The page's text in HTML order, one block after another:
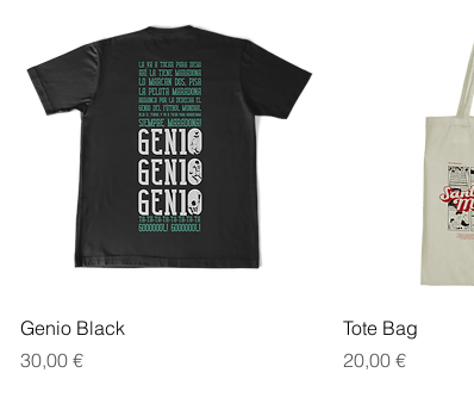
Genio Black
Prezzo
30,00 €
Tote Bag
Prezzo
20,00 €